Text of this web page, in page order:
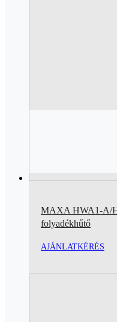
MAXA HWA1-A/H
folyadékhűtő
AJÁNLATKÉRÉS